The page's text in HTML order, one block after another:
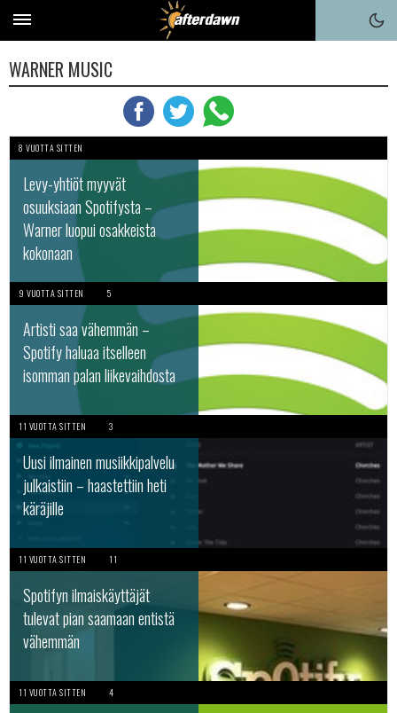
WARNER MUSIC
8 VUOTTA SITTEN
Levy-yhtiöt myyvät
osuuksiaan Spotifysta –
Warner luopui osakkeista
kokonaan
9 VUOTTA SITTEN 5
Artisti saa vähemmän –
Spotify haluaa itselleen
isomman palan liikevaihdosta
11 VUOTTA SITTEN 3
Uusi ilmainen musiikkipalvelu
julkaistiin – haastettiin heti
käräjille
11 VUOTTA SITTEN 11
Spotifyn ilmaiskäyttäjät
tulevat pian saamaan entistä
vähemmän
11 VUOTTA SITTEN 4